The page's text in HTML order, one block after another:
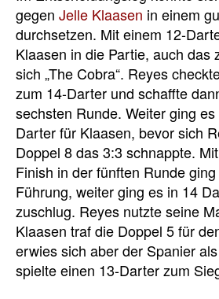
gegen Jelle Klaasen in einem
durchsetzen. Mit einem 12-
Klaasen in die Partie, auch das
sich „The Cobra“. Reyes
zum 14-Darter und schaffte
sechsten Runde. Weiter ging
Darter für Klaasen, bevor sich
Doppel 8 das 3:3 schnappte.
Finish in der fünften Runde
Führung, weiter ging es in 14
zuschlug. Reyes nutzte seine
Klaasen traf die Doppel 5 für
erwies sich aber der Spanier
spielte einen 13-Darter zum